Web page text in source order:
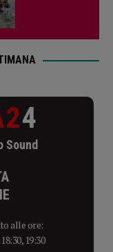
4
Sound
alle ore:
19:30